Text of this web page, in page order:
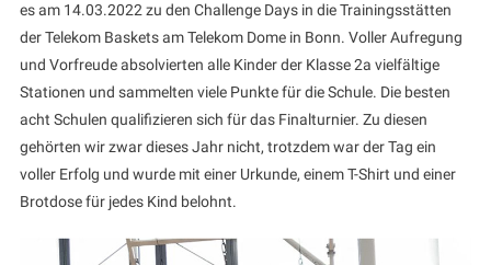
es am 14.03.2022 zu den Challenge Days in die Trainingsstätten
der Telekom Baskets am Telekom Dome in Bonn. Voller Aufregung
und Vorfreude absolvierten alle Kinder der Klasse 2a vielfältige
Stationen und sammelten viele Punkte für die Schule. Die besten
acht Schulen qualifizieren sich für das Finalturnier. Zu diesen
gehörten wir zwar dieses Jahr nicht, trotzdem war der Tag ein
voller Erfolg und wurde mit einer Urkunde, einem T-Shirt und einer
Brotdose für jedes Kind belohnt.